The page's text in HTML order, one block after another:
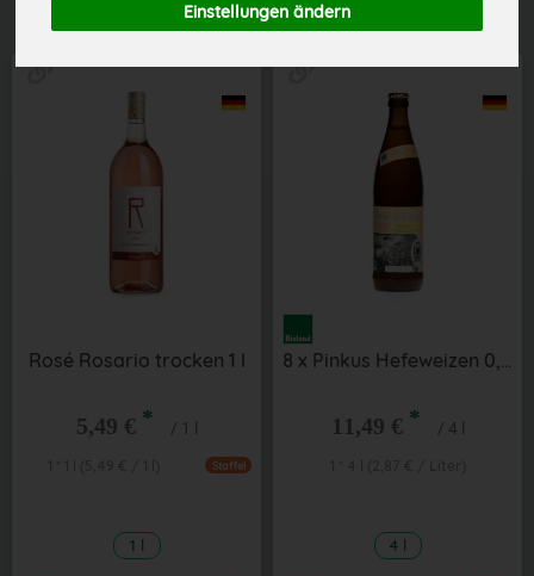
Einstellungen ändern
Rosé Rosario trocken 1 l
5,49 € * / 1 l
Staffel
1 l
8 x Pinkus Hefeweizen 0,5 l
11,49 € * / 4 l
4 l